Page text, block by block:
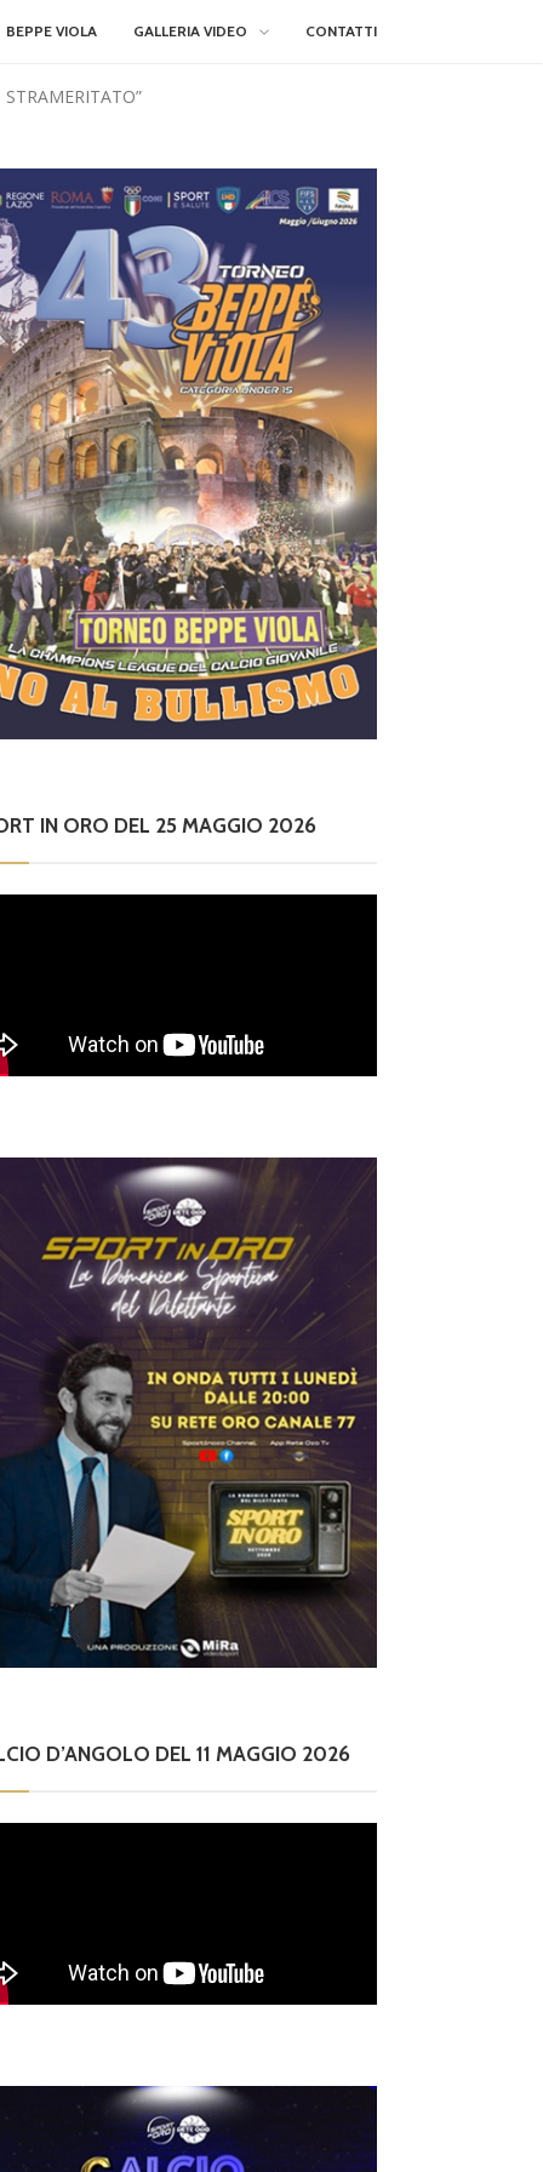
BEPPE VIOLA GALLERIA VIDEO CONTATTI
STRAMERITATO”
del campiona
IN ORO DEL 25 MAGGIO 2026
D’ANGOLO DEL 11 MAGGIO 2026